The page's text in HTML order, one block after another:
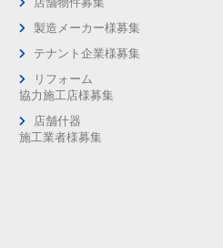
製造メーカー様募集
テナント企業様募集
リフォーム
協力施工店様募集
店舗什器
施工業者様募集